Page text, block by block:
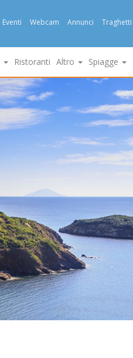
Eventi Webcam Annunci Traghetti
Ristoranti Altro Spiagge